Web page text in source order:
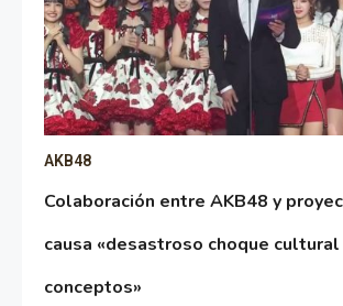
AKB48
Colaboración entre AKB48 y
causa «desastroso choque cultural
conceptos»